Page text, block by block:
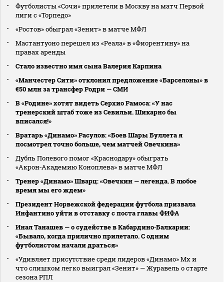
Футболисты «Сочи» прилетели в Москву на матч Первой
лиги с «Торпедо»
«Ростов» обыграл «Зенит» в матче МФЛ
Мастантуоно перешел из «Реала» в «Фиорентину» на
правах аренды
Стало известно имя сына Валерия Карпина
«Манчестер Сити» отклонил предложение «Барселоны» в
€50 млн за трансфер Родри — СМИ
В «Родине» хотят видеть Серхио Рамоса: «У нас
тренерский штаб тоже из Севильи. Шикарно бы
вписался!»
Вратарь «Динамо» Расулов: «Боев Шары Буллета я
посмотрел точно больше, чем матчей Овечкина»
Дубль Полевого помог «Краснодару» обыграть
«Акрон‑Академию Коноплева» в матче МФЛ
Тренер «Динамо» Шварц: «Овечкин — легенда. В любое
время мы его ждем»
Президент Норвежской федерации футбола призвала
Инфантино уйти в отставку с поста главы ФИФА
Инал Танашев — о судействе в Кабардино‑Балкарии:
«Бывало, когда прилично прилетало. С одним
футболистом начали драться»
«Удивляет присутствие среди лидеров «Динамо» Мх и
что слишком легко выиграл «Зенит» — Журавель о старте
сезона РПЛ